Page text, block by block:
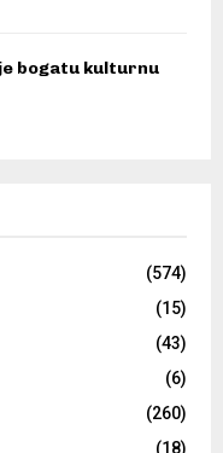
bogatu kulturnu
(574)
(15)
(43)
(6)
(260)
(18)